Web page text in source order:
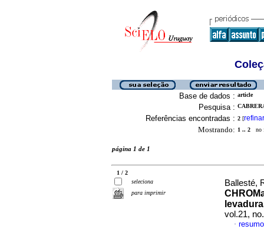
Base de dados : article
Pesquisa :
Referências encontradas : 2 [refinar
Mostrando: 1 .. 2 no
página 1 de 1
1 / 2
seleciona
para imprimir
Ballesté,
vol.21,
·